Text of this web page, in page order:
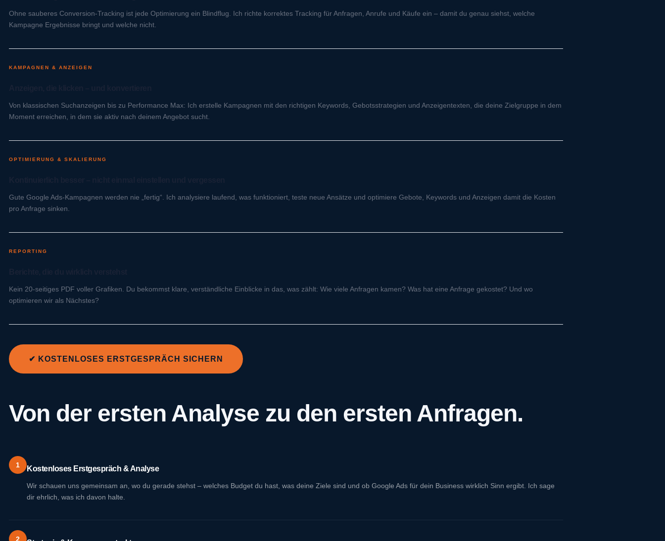
Ohne sauberes Conversion-Tracking ist jede Optimierung ein Blindflug. Ich richte korrektes Tracking für Anfragen, Anrufe und Käufe ein – damit du genau siehst, welche
Kampagne Ergebnisse bringt und welche nicht.
KAMPAGNEN & ANZEIGEN
Von klassischen Suchanzeigen bis zu Performance Max: Ich erstelle Kampagnen mit den richtigen Keywords, Gebotsstrategien und Anzeigentexten, die deine Zielgruppe in dem
Moment erreichen, in dem sie aktiv nach deinem Angebot sucht.
OPTIMIERUNG & SKALIERUNG
Gute Google Ads-Kampagnen werden nie „fertig“. Ich analysiere laufend, was funktioniert, teste neue Ansätze und optimiere Gebote, Keywords und Anzeigen damit die Kosten
pro Anfrage sinken.
REPORTING
Kein 20-seitiges PDF voller Grafiken. Du bekommst klare, verständliche Einblicke in das, was zählt: Wie viele Anfragen kamen? Was hat eine Anfrage gekostet? Und wo
optimieren wir als Nächstes?
✔ KOSTENLOSES ERSTGESPRÄCH SICHERN
Von der ersten Analyse zu den ersten Anfragen.
1 Kostenloses Erstgespräch & Analyse
Wir schauen uns gemeinsam an, wo du gerade stehst – welches Budget du hast, was deine Ziele sind und ob Google Ads für dein Business wirklich Sinn ergibt. Ich sage
dir ehrlich, was ich davon halte.
2